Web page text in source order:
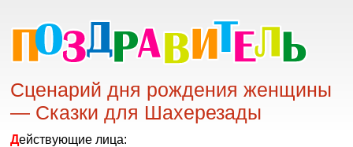
Сценарий дня рождения женщины
— Сказки для Шахерезады
Действующие лица: